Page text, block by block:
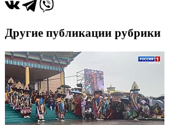
Другие публикации рубрики